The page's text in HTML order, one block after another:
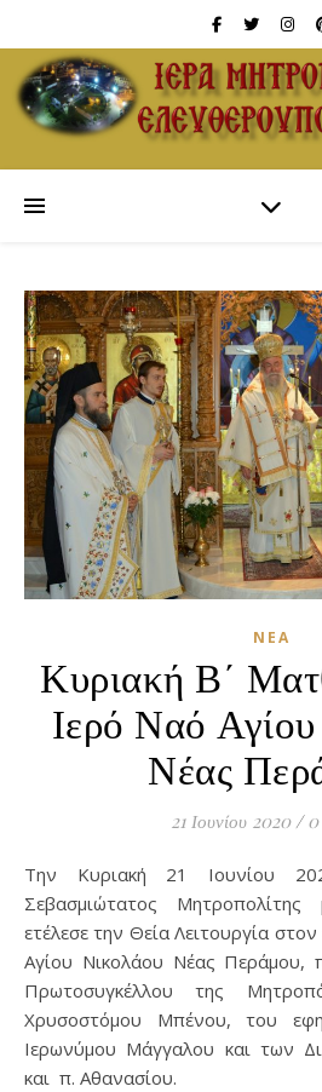
ΝΈΑ
Κυριακή Β΄
Ιερό Ναό
Νέας
21 Ιουνίου 2020 / 0
Την Κυριακή 21 Ιουνίου 2020, Β΄ Ματθαίου, ο
Σεβασμιώτατος
ετέλεσε την Θεία Λειτουργία
Αγίου Νικολάου Νέας Περάμου,
Πρωτοσυγκέλλου της
Χρυσοστόμου Μπένου, του
Ιερωνύμου Μάγγαλου και των
και π. Αθανασίου.